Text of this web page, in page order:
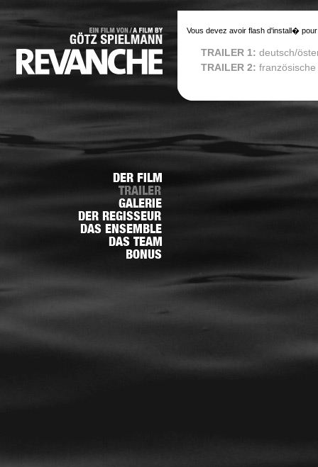
Vous devez avoir flash d'install�
TRAILER 1: deutsch/
TRAILER 2: französische